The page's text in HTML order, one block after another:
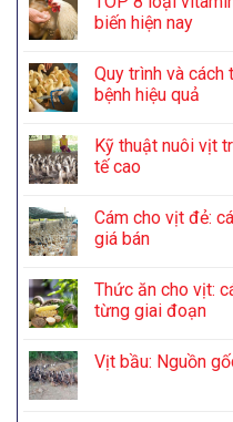
biến hiện nay
Quy trình và
bệnh hiệu quả
Kỹ thuật nuôi vịt
tế cao
Cám cho vịt đẻ:
giá bán
Thức ăn cho vịt:
từng giai đoạn
Vịt bầu: Nguồn